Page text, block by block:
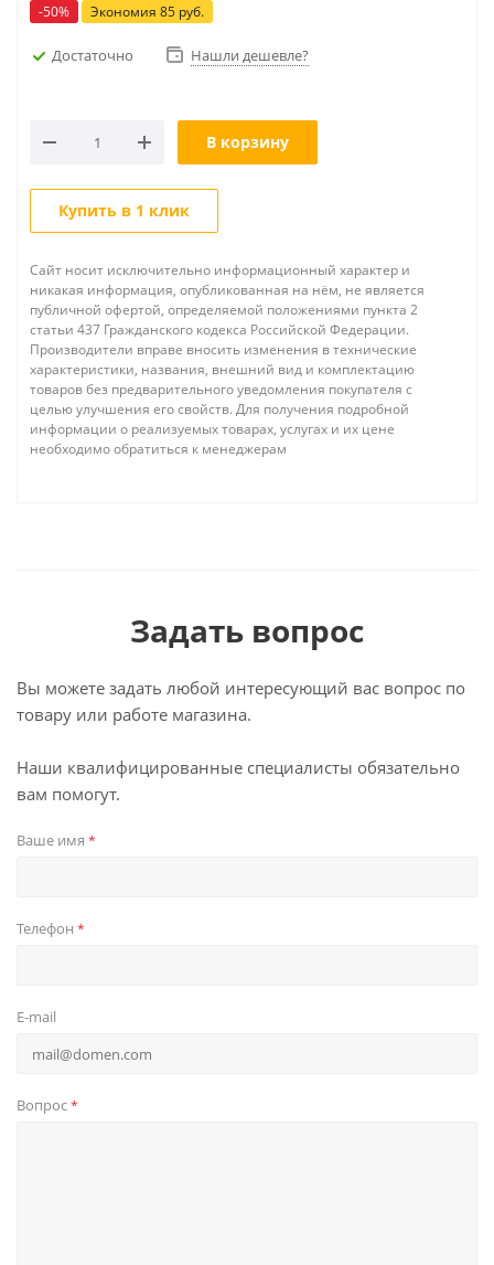
-50% Экономия 85 руб.
Достаточно Нашли дешевле?
В корзину
Купить в 1 клик
Сайт носит исключительно информационный характер и
никакая информация, опубликованная на нём, не является
публичной офертой, определяемой положениями пункта 2
статьи 437 Гражданского кодекса Российской Федерации.
Производители вправе вносить изменения в технические
характеристики, названия, внешний вид и комплектацию
товаров без предварительного уведомления покупателя с
целью улучшения его свойств. Для получения подробной
информации о реализуемых товарах, услугах и их цене
необходимо обратиться к менеджерам
Задать вопрос
Вы можете задать любой интересующий вас вопрос по
товару или работе магазина.
Наши квалифицированные специалисты обязательно
вам помогут.
Ваше имя *
Телефон *
E-mail
Вопрос*